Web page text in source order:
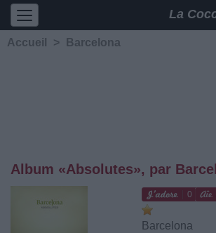
La
Accueil > Barcelona
Album «Absolutes», par
0
Barcelona